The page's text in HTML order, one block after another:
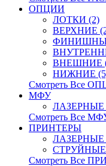
ОПЦИИ
ЛОТКИ (2)
ВЕРХНИЕ
ВНЕШНИЕ
НИЖНИЕ
Смотреть Все
МФУ
ЛАЗЕРНЫЕ
Смотреть Все
ПРИНТЕРЫ
ЛАЗЕРНЫЕ
СТРУЙНЫЕ
Смотреть Все